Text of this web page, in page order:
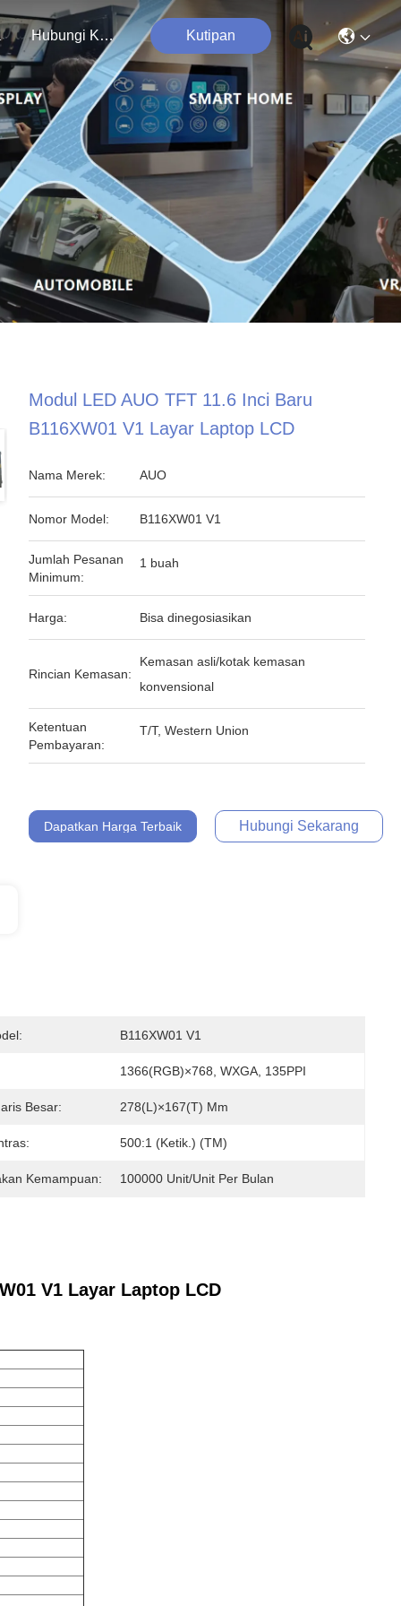
Hubungi Kami Kutipan
Modul LED AUO TFT 11.6 Inci Baru
B116XW01 V1 Layar Laptop LCD
Nama Merek: AUO
Nomor Model: B116XW01 V1
Jumlah Pesanan
Minimum:
1 buah
Harga: Bisa dinegosiasikan
Rincian Kemasan:
Kemasan asli/kotak kemasan
konvensional
Ketentuan
Pembayaran:
T/T, Western Union
Dapatkan Harga Terbaik Hubungi Sekarang
B116XW01 V1
1366(RGB)×768, WXGA, 135PPI
Besar: 278(L)×167(T) Mm
500:1 (Ketik.) (TM)
Kemampuan: 100000 Unit/Unit Per Bulan
V1 Layar Laptop LCD